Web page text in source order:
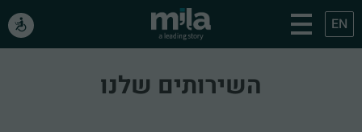
EN
השירותים שלנו